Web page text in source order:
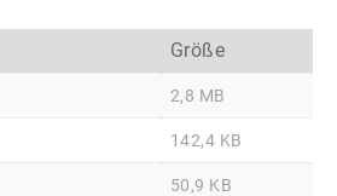
Größe
2,8 MB
142,4 KB
50,9 KB